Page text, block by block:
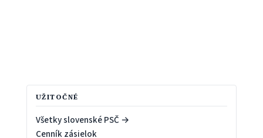
UŽITOČNÉ
Všetky slovenské PSČ →
Cenník zásielok